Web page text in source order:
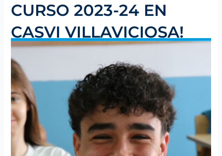
CURSO 2023-24 EN
CASVI VILLAVICIOSA!